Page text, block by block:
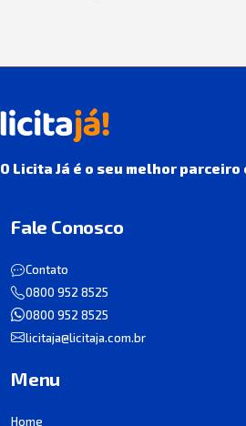
O Licita Já é o seu melhor
Fale Conosco
Contato
0800 952 8525
0800 952 8525
licitaja@licitaja.com.br
Menu
Home